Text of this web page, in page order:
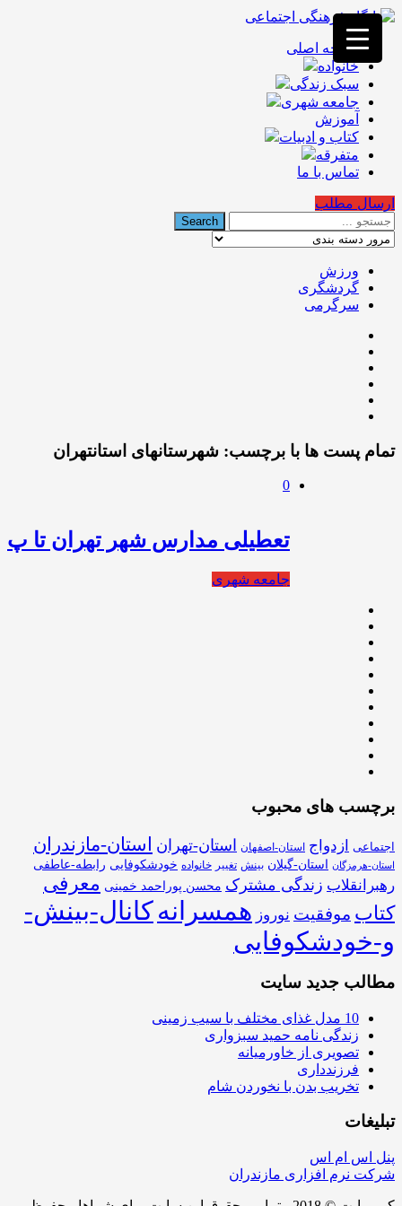
فصد
خون
غرب
تهران
خشکشویی
تصفیه
جرثقیل
برقی
طراحی
vip
امداد
باتری
صفحه اصلی
خانواده
سبک زندگی
جامعه شهری
آموزش
کتاب و ادبیات
متفرقه
تماس با ما
ارسال مطلب
ورزش
گردشگری
سرگرمی
تمام پست ها با برچسب: شهرستانهای استانتهران
0
تعطیلی مدارس شهر تهران تا پ
جامعه شهری
برچسب های محبوب
اجتماعی ازدواج استان-اصفهان استان-تهران استان-مازندران
استان-هرمزگان استان-گیلان بینش تغییر خانواده خودشکوفایی رابطه-عاطفی
رهبرانقلاب زندگی مشترک محسن پوراحمد خمینی معرفی
کتاب موفقیت نوروز همسرانهکانال-بینش-
و-خودشکوفایی
مطالب جدید سایت
10 مدل غذای مختلف با سیب زمینی
زندگی نامه حمید سبزواری
تصویری از خاورمیانه
فرزندداری
تخریب بدن با نخوردن شام
تبلیغات
پنل اس ام اس
شرکت نرم افزاری مازندران